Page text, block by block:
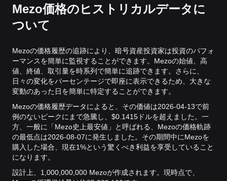
Mezo価格のヒストリカルデータに
ついて
Mezoの価格履歴の追跡により、暗号資産投資家は投資のパフォ
ーマンスを簡単に監視することができます。Mezoの始値、高
値、終値、取引量を時系列で簡単に追跡できます。さらに、
日々の変化をパーセンテージで即座に表示できるため、大きな
変動のあった日を簡単に特定することができます。
Mezoの価格履歴データによると、その価値は2026-04-13で前
例のないピークにまで急騰し、$0.1415ドルを超えました。 一
方、一般に「Mezo史上最安値」と呼ばれる、Mezoの価格軌跡
の最低点は2026-08-07に発生しました。 その期間中にMezoを
購入した場合、現在1%という驚くべき利益を享受していること
になります。
設計上、1,000,000,000 Mezoが作成されます。現時点で、